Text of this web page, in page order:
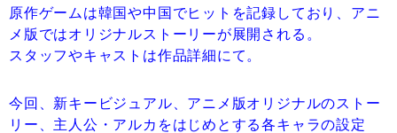
原作ゲームは韓国や中国でヒットを記録しており、アニ
メ版ではオリジナルストーリーが展開される。
スタッフやキャストは作品詳細にて。
今回、新キービジュアル、アニメ版オリジナルのストー
リー、主人公・アルカをはじめとする各キャラの設定